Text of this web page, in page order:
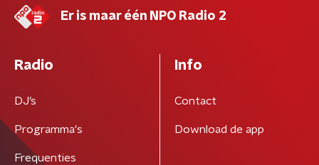
Er is maar één NPO Radio 2
Radio
DJ’s
Programma's
Frequenties
Info
Contact
Download de app